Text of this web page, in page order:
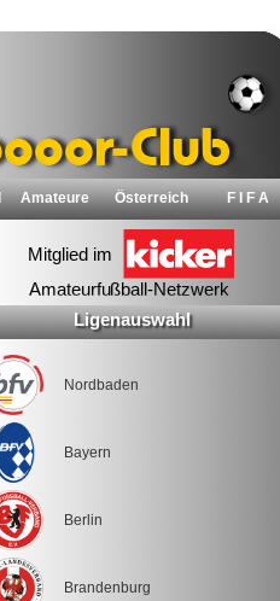
Amateure Österreich F I F A
Ligenauswahl
Nordbaden
Bayern
Berlin
Brandenburg